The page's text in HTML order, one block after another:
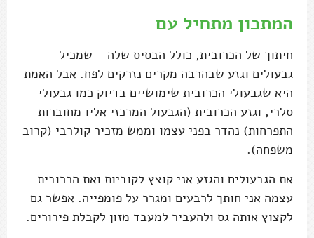
המתכון מתחיל עם
חיתוך של הכרובית, כולל הבסיס שלה – שמכיל
גבעולים וגזע שבהרבה מקרים נזרקים לפח. אבל האמת
היא שגבעולי הכרובית שימושיים בדיוק כמו גבעולי
סלרי, וגזע הכרובית (הגבעול המרכזי אליו מחוברות
התפרחות) נהדר בפני עצמו וממש מזכיר קולרבי (קרוב
משפחה).
את הגבעולים והגזע אני קוצץ לקוביות ואת הכרובית
עצמה אני חותך לרבעים ומגרר על פומפייה. אפשר גם
לקצוץ אותה גס ולהעביר למעבד מזון לקבלת פירורים.